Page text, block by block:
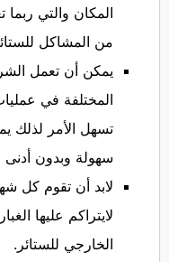
المكان والتي
من المشاكل
يمكن أن تعمل
المختلفة في
تسهل الأمر لذلك
سهولة وبدون
لابد أن تقوم كل
لايتراكم عليها
الخارجي للستائر.